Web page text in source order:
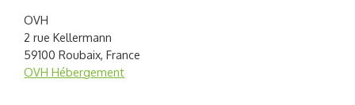
OVH
2 rue Kellermann
59100 Roubaix, France
OVH Hébergement